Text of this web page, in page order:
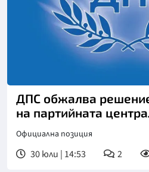
ДПС обжалва
на партийната
Официална позиция
30 юли | 14:53 2